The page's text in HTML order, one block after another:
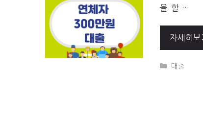
을 할 …
자세히보
대출